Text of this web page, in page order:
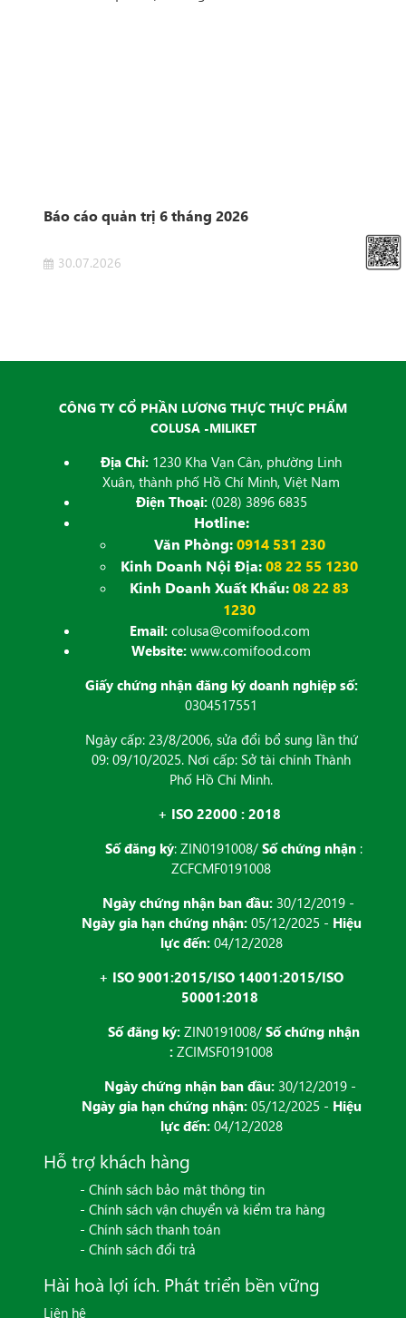
Báo cáo quản trị 6 tháng 2026
30.07.2026
Sở
CÔNG TY CỔ PHẦN LƯƠNG THỰC THỰC PHẨM
COLUSA -MILIKET
Địa Chỉ: 1230 Kha Vạn Cân, phường Linh
Xuân, thành phố Hồ Chí Minh, Việt Nam
Điện Thoại:(028) 3896 6835
Hotline:
Văn Phòng: 0914 531 230
Kinh Doanh Nội Địa:08 22 55 1230
Kinh Doanh Xuất Khẩu:08 22 83
1230
Email:colusa@comifood.com
Website: www.comifood.com
Giấy chứng nhận đăng ký doanh nghiệp số:
0304517551
Ngày cấp: 23/8/2006, sửa đổi bổ sung lần thứ
09: 09/10/2025. Nơi cấp: Sở tài chính Thành
Phố Hồ Chí Minh.
+ ISO 22000 : 2018
Số đăng ký: ZIN0191008/ Số chứng nhận :
ZCFCMF0191008
Ngày chứng nhận ban đầu: 30/12/2019 -
Ngày gia hạn chứng nhận:05/12/2025 - Hiệu
lực đến:04/12/2028
+ ISO 9001:2015/ISO 14001:2015/ISO
50001:2018
Số đăng ký: ZIN0191008/ Số chứng nhận
: ZCIMSF0191008
Ngày chứng nhận ban đầu: 30/12/2019 -
Ngày gia hạn chứng nhận:05/12/2025 - Hiệu
lực đến:04/12/2028
Hỗ trợ khách hàng
- Chính sách bảo mật thông tin
- Chính sách vận chuyển và kiểm tra hàng
- Chính sách thanh toán
- Chính sách đổi trả
Hài hoà lợi ích. Phát triển bền vững
Liên hệ